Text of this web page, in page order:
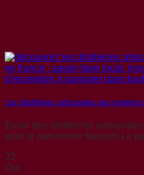
Les distilleries artisanales qui montent
Essor des distilleries
pour le patrimoine français Le
22
Oct